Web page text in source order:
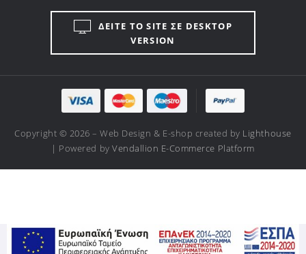
ΔΕΙΤΕ ΤΟ SITE ΣΕ DESKTOP
VERSION
Copyright © 2026 – Web Design & E-shop created by Lighthouse
| Powered byVendallion E-Commerce Platform